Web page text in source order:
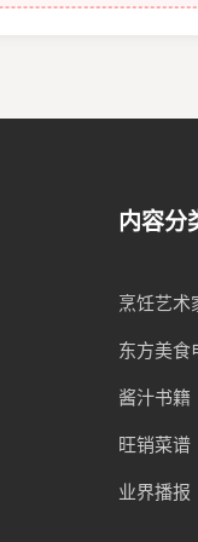
内容分
烹饪艺术
东方美食
酱汁书籍
旺销菜谱
业界播报